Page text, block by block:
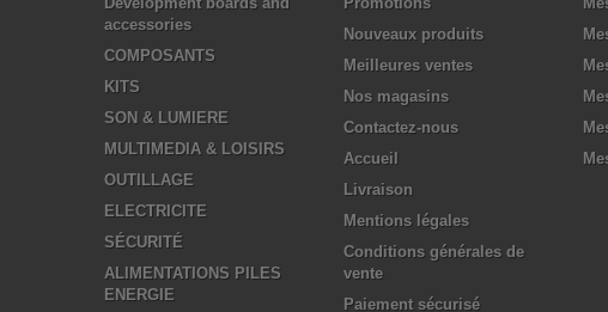
accessories
COMPOSANTS
KITS
SON & LUMIERE
MULTIMEDIA & LOISIRS
OUTILLAGE
ELECTRICITE
SÉCURITÉ
ALIMENTATIONS PILES
ENERGIE
Nouveaux produits
Meilleures ventes
Nos magasins
Contactez-nous
Accueil
Livraison
Mentions légales
Conditions générales de
vente
Paiement sécurisé